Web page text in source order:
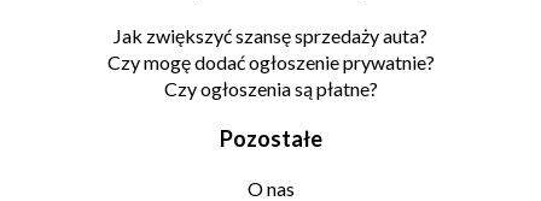
Jak zwiększyć szansę sprzedaży auta?
Czy mogę dodać ogłoszenie prywatnie?
Czy ogłoszenia są płatne?
Pozostałe
O nas